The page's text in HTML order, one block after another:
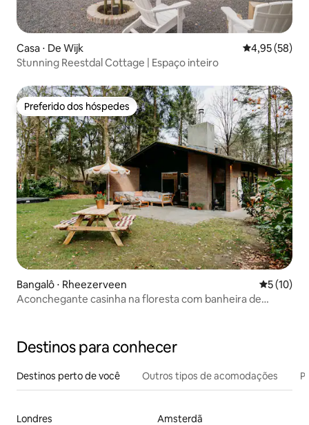
Casa ⋅ De Wijk 4,95 de uma
4,95 (58)
Stunning Reestdal Cottage | Espaço inteiro
Preferido dos hóspedes
Preferido dos hóspedes
Bangalô ⋅ Rheezerveen 5 de uma
5 (10)
Aconchegante casinha na floresta com banheira de
Destinos para conhecer
Destinos perto de você Outros tipos de acomodações
Londres
Amsterdã